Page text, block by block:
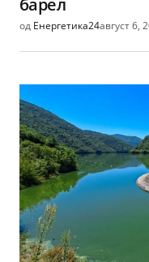
барел
од Енергетика24август 6,